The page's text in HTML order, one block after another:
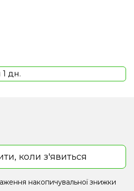
1 дн.
коли з'явиться
накопичувальної знижки